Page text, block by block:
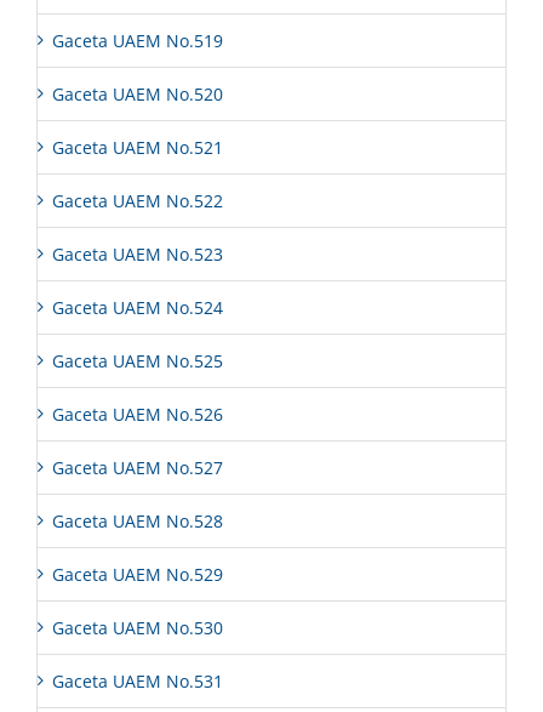
Gaceta UAEM No.519
Gaceta UAEM No.520
Gaceta UAEM No.521
Gaceta UAEM No.522
Gaceta UAEM No.523
Gaceta UAEM No.524
Gaceta UAEM No.525
Gaceta UAEM No.526
Gaceta UAEM No.527
Gaceta UAEM No.528
Gaceta UAEM No.529
Gaceta UAEM No.530
Gaceta UAEM No.531